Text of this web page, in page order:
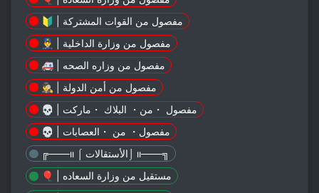
🔰 | مفصول من القوات المشتركة
👮‍♂️ | مفصول من وزارة الداخلية
🚑 | مفصول من وزاره الصحه
🕵️‍♂️ | مفصول من أمن الدولة
💀 | مفصول ・من・ البلاك ・ماركت
💀 | مفصول・ من ・العصابات
╔───ıı ⌠ الأستقالات⌡ ıı───╗
🎈 | مستقيل من وزارة السعاده